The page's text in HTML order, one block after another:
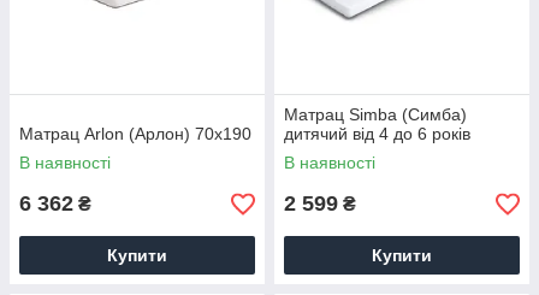
Матрац Arlon (Арлон) 70х190
В наявності
6 362 ₴
Купити
Матрац Simba (Симба)
дитячий від 4 до 6 років
В наявності
2 599 ₴
Купити